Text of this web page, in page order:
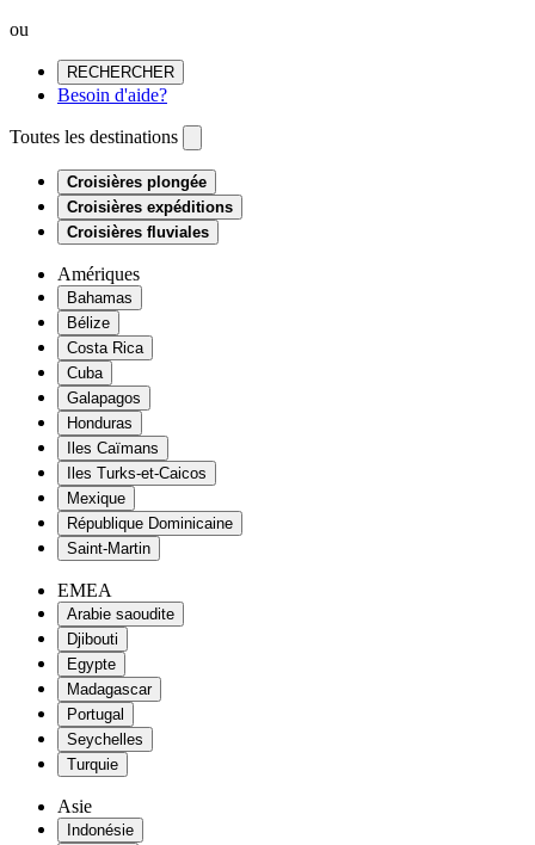
ou
RECHERCHER
Besoin d'aide?
Toutes les destinations
Croisières plongée
Croisières expéditions
Croisières fluviales
Amériques
Bahamas
Bélize
Costa Rica
Cuba
Galapagos
Honduras
Iles Caïmans
Iles Turks-et-Caicos
Mexique
République Dominicaine
Saint-Martin
EMEA
Arabie saoudite
Djibouti
Egypte
Madagascar
Portugal
Seychelles
Turquie
Asie
Indonésie